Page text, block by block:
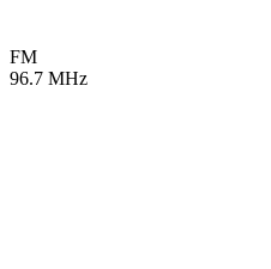
FM
96.7 MHz